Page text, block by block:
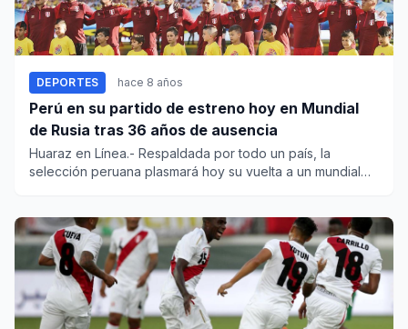
DEPORTES hace 8 años
Perú en su partido de estreno hoy en Mundial
de Rusia tras 36 años de ausencia
Huaraz en Línea.- Respaldada por todo un país, la
selección peruana plasmará hoy su vuelta a un mundial